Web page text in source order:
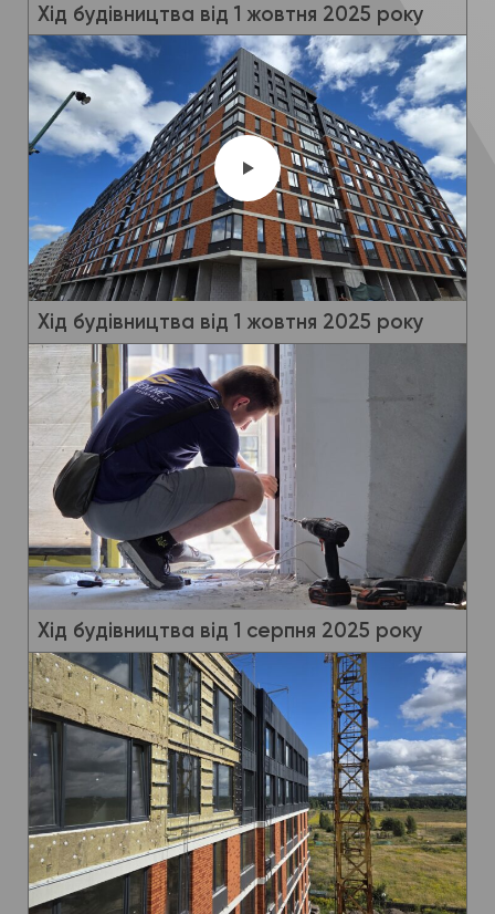
Хід будівництва від 1 жовтня 2025 року
Хід будівництва від 1 жовтня 2025 року
Хід будівництва від 1 серпня 2025 року